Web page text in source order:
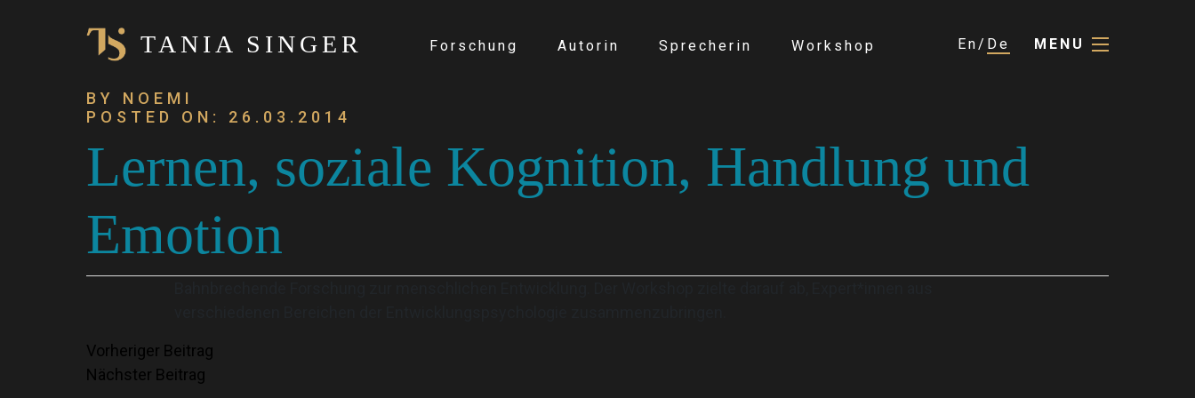
TANIA SINGER Forschung Autorin Sprecherin Workshop En De MENU
BY NOEMI
POSTED ON: 26.03.2014
Lernen, soziale Kognition, Handlung und
Emotion
Beitragsnavigation
Vorheriger Beitrag
Nächster Beitrag